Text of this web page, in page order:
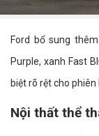
Ford bổ sung
Purple, xanh Fast
biệt rõ rệt cho phiên
Nội thất thể